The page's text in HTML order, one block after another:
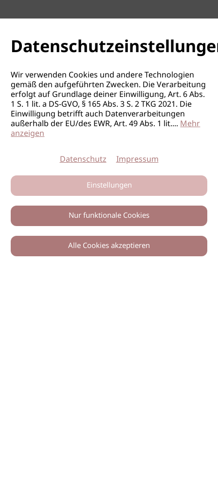
Wir verwenden Cookies und andere Technologien
gemäß den aufgeführten Zwecken. Die Verarbeitung
erfolgt auf Grundlage deiner Einwilligung, Art. 6 Abs.
1 S. 1 lit. a DS-GVO, § 165 Abs. 3 S. 2 TKG 2021. Die
Einwilligung betrifft auch Datenverarbeitungen
außerhalb der EU/des EWR, Art. 49 Abs. 1 lit....Mehr
anzeigen
Datenschutz Impressum
Einstellungen
Nur funktionale Cookies
Alle Cookies akzeptieren